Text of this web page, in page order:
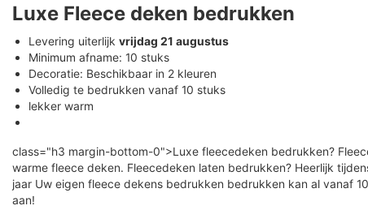
Luxe Fleece deken bedrukken
Levering uiterlijk vrijdag 21 augustus
Minimum afname: 10 stuks
Decoratie: Beschikbaar in 2 kleuren
Volledig te bedrukken vanaf 10 stuks
lekker warm
class="h3 margin-bottom-0">Luxe fleecedeken bedrukken?
warme fleece deken. Fleecedeken laten bedrukken? Heerlijk
jaar Uw eigen fleece dekens bedrukken bedrukken kan al vanaf
aan!